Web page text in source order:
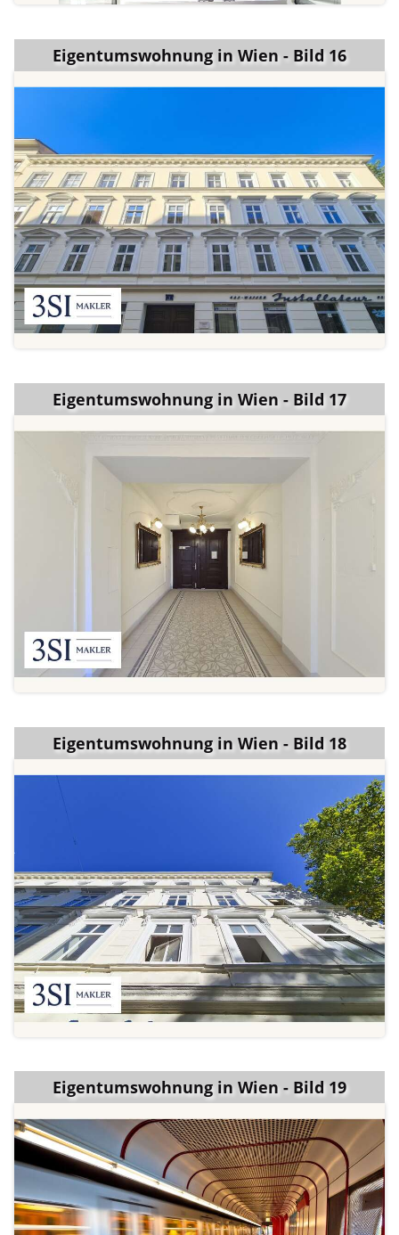
Eigentumswohnung in Wien - Bild 16
Eigentumswohnung in Wien - Bild 17
Eigentumswohnung in Wien - Bild 18
Eigentumswohnung in Wien - Bild 19